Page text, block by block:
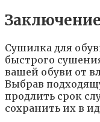
Заключение
Сушилка для
быстрого
вашей обуви от
Выбрав
продлить срок
сохранить их в